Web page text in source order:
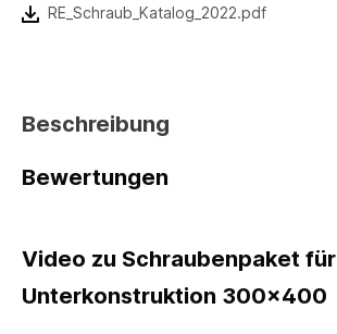
RE_Schraub_Katalog_2022.pdf
Beschreibung
Bewertungen
Video zu Schraubenpaket für
Unterkonstruktion 300x400